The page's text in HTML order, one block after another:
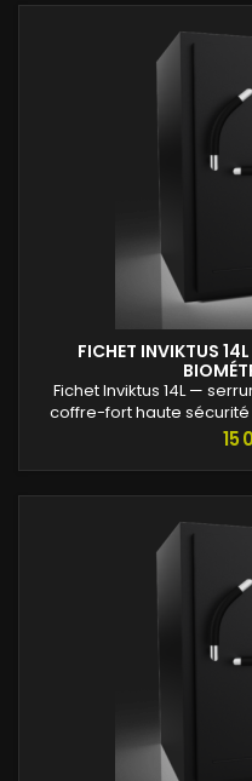
FICHET INVIKTUS
Fichet Inviktus 14L —
coffre-fort haute sécurité
protection renforcée
Prix
15